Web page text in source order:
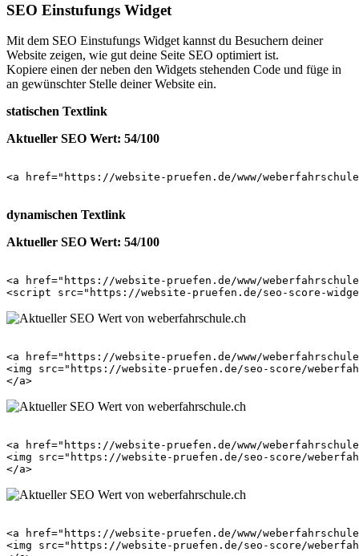
SEO Einstufungs Widget
Mit dem SEO Einstufungs Widget kannst du Besuchern deiner
Website zeigen, wie gut deine Seite SEO optimiert ist.
Kopiere einen der neben den Widgets stehenden Code und füge in
an gewünschter Stelle deiner Website ein.
statischen Textlink
Aktueller SEO Wert: 54/100
<a href="https://website-pruefen.de/www/
dynamischen Textlink
Aktueller SEO Wert: 54/100
<a href="https://website-pruefen.de/www/
<a href="https://website-pruefen.de/www/
<img src="https://website-pruefen.de/seo-score/
<a href="https://website-pruefen.de/www/
<img src="https://website-pruefen.de/seo-score/
<a href="https://website-pruefen.de/www/
<img src="https://website-pruefen.de/seo-score/